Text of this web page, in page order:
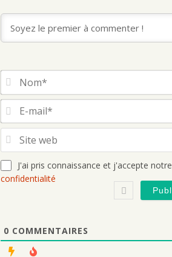
J'ai pris connaissance et j'accepte notre
confidentialité
0 COMMENTAIRES